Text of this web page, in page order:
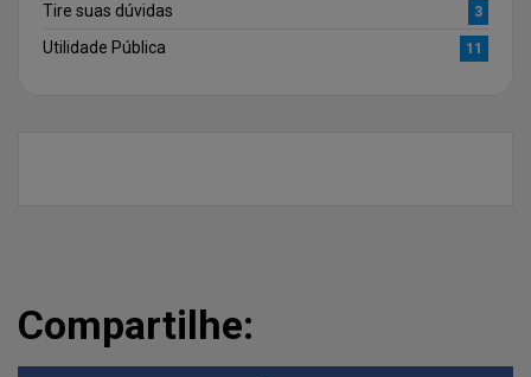
Tire suas dúvidas 3
Utilidade Pública 11
Compartilhe: